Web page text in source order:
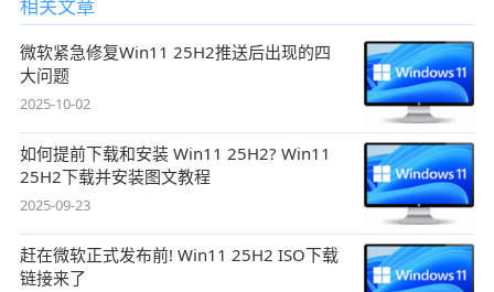
相关文章
微软紧急修复Win11 25H2推送后出现的四
大问题
2025-10-02
如何提前下载和安装 Win11 25H2? Win11
25H2下载并安装图文教程
2025-09-23
赶在微软正式发布前! Win11 25H2 ISO下载
链接来了